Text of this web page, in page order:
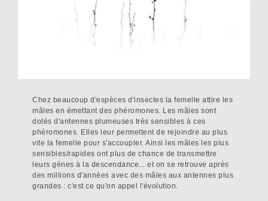
Chez beaucoup d'espèces d'insectes la femelle attire les
mâles en émettant des phéromones. Les mâles sont
dotés d'antennes plumeuses très sensibles à ces
phéromones. Elles leur permettent de rejoindre au plus
vite la femelle pour s'accoupler. Ainsi les mâles les plus
sensibles/rapides ont plus de chance de transmettre
leurs gènes à la descendance... et on se retrouve après
des millions d'années avec des mâles aux antennes plus
grandes : c'est ce qu'on appel l'évolution.